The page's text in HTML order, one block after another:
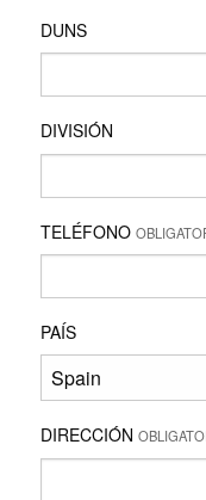
DUNS
DIVISIÓN
TELÉFONO
PAÍS
DIRECCIÓN